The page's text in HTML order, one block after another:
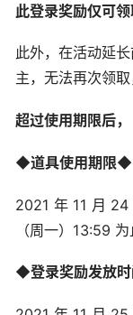
此登录奖励仅可领
此外，在活动延
主，无法再次领取
超过使用期限后，
◆道具使用期限◆
2021 年 11 月
（周一）13:59 为
◆登录奖励发放